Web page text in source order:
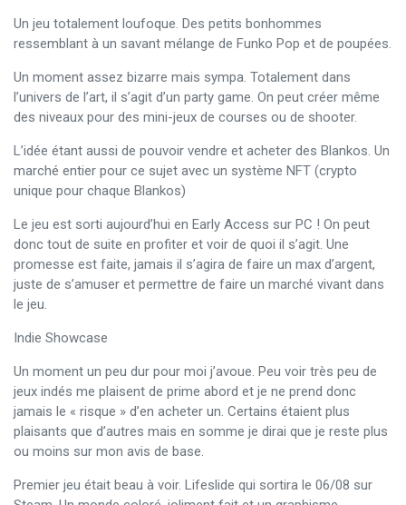
Un jeu totalement loufoque. Des petits bonhommes
ressemblant à un savant mélange de Funko Pop et de poupées.
Un moment assez bizarre mais sympa. Totalement dans
l’univers de l’art, il s’agit d’un party game. On peut créer même
des niveaux pour des mini-jeux de courses ou de shooter.
L’idée étant aussi de pouvoir vendre et acheter des Blankos. Un
marché entier pour ce sujet avec un système NFT (crypto
unique pour chaque Blankos)
Le jeu est sorti aujourd’hui en Early Access sur PC ! On peut
donc tout de suite en profiter et voir de quoi il s’agit. Une
promesse est faite, jamais il s’agira de faire un max d’argent,
juste de s’amuser et permettre de faire un marché vivant dans
le jeu.
Indie Showcase
Un moment un peu dur pour moi j’avoue. Peu voir très peu de
jeux indés me plaisent de prime abord et je ne prend donc
jamais le « risque » d’en acheter un. Certains étaient plus
plaisants que d’autres mais en somme je dirai que je reste plus
ou moins sur mon avis de base.
Premier jeu était beau à voir. Lifeslide qui sortira le 06/08 sur